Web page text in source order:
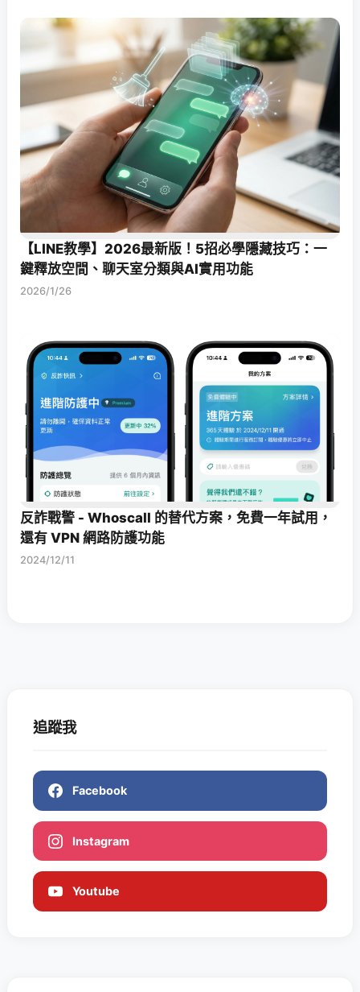
【LINE教學】2026最新版！5招必學隱藏技巧：一
鍵釋放空間、聊天室分類與AI實用功能
2026/1/26
反詐戰警 - Whoscall 的替代方案，免費一年試用，
還有 VPN 網路防護功能
2024/12/11
追蹤我
Facebook
Instagram
Youtube